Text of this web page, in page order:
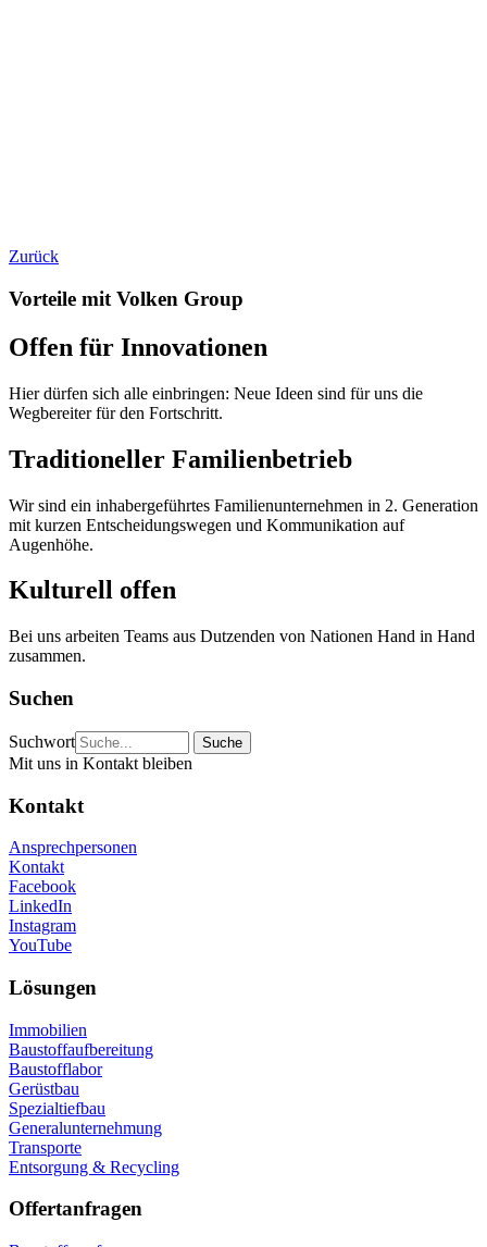
Zurück
Vorteile mit Volken Group
Offen für Innovationen
Hier dürfen sich alle einbringen: Neue Ideen sind für uns die
Wegbereiter für den Fortschritt.
Traditioneller Familienbetrieb
Wir sind ein inhabergeführtes Familienunternehmen in 2. Generation
mit kurzen Entscheidungswegen und Kommunikation auf
Augenhöhe.
Kulturell offen
Bei uns arbeiten Teams aus Dutzenden von Nationen Hand in Hand
zusammen.
Suchen
Suchwort
Mit uns in Kontakt bleiben
Kontakt
Ansprechpersonen
Kontakt
Facebook
LinkedIn
Instagram
YouTube
Lösungen
Immobilien
Baustoffaufbereitung
Baustofflabor
Gerüstbau
Spezialtiefbau
Generalunternehmung
Transporte
Entsorgung & Recycling
Offertanfragen